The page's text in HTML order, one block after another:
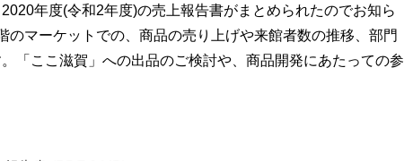
年度(令和2年度)の売上報告書がまとめられたのでお知ら
のマーケットでの、商品の売り上げや来館者数の推移、部門
「ここ滋賀」への出品のご検討や、商品開発にあたっての参